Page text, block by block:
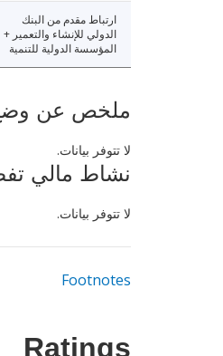
ارتباط مقدم من البنك
الدولي للإنشاء والتعمير +
المؤسسة الدولية للتنمية
ملخص عن وضع
لا تتوفر بيانات.
نشاط مالي تفصيلي
لا تتوفر بيانات.
Footnotes